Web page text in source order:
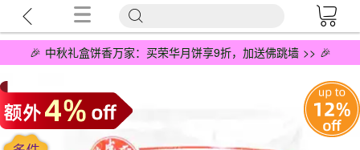
🎉 中秋礼盒饼香万家：买荣华月饼享9折，加送佛跳墙 >> 🎉